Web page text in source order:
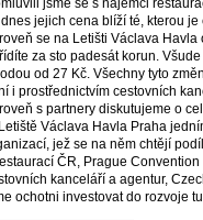
jejich cena blíží té, kterou
se na Letišti Václava
za sto padesát korun.
od 27 Kč. Všechny tyto
i prostřednictvím cestovních
s partnery diskutujeme o
Václava Havla Praha
jež se na něm chtějí
ČR, Prague
kanceláří a agentur,
ochotni investovat do rozvoje